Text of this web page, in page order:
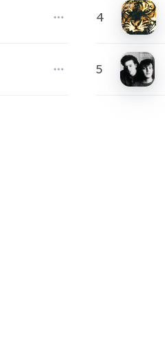
4
5